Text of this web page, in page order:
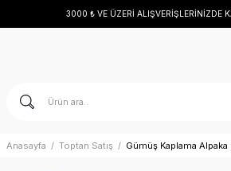
3000 ₺ VE ÜZERİ ALIŞVERİŞLERİNİZDE
Anasayfa Toptan Satış Gümüş Kaplama